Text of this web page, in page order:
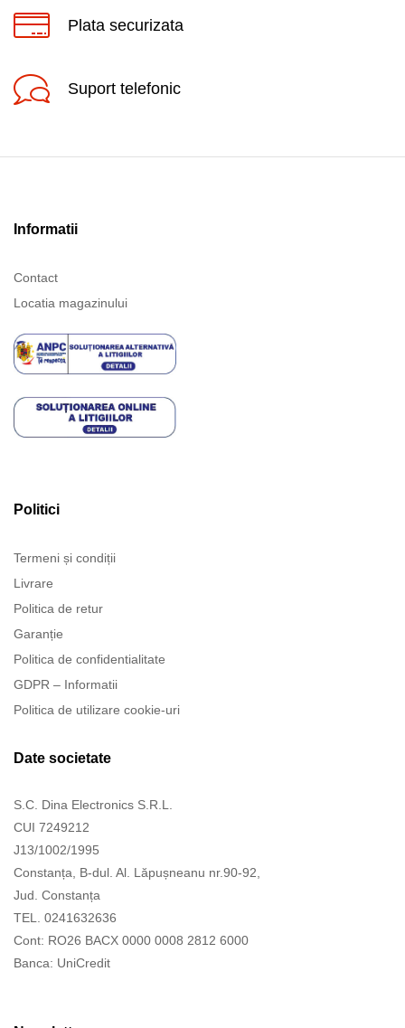
Plata securizata
Suport telefonic
Informatii
Contact
Locatia magazinului
Politici
Termeni și condiții
Livrare
Politica de retur
Garanție
Politica de confidentialitate
GDPR – Informatii
Politica de utilizare cookie-uri
Date societate
S.C. Dina Electronics S.R.L.
CUI 7249212
J13/1002/1995
Constanța, B-dul. Al. Lăpușneanu nr.90-92,
Jud. Constanța
TEL. 0241632636
Cont: RO26 BACX 0000 0008 2812 6000
Banca: UniCredit